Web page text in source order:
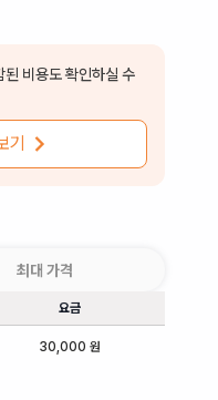
비용도 확인하실 수
기
최대 가격
요금
30,000 원